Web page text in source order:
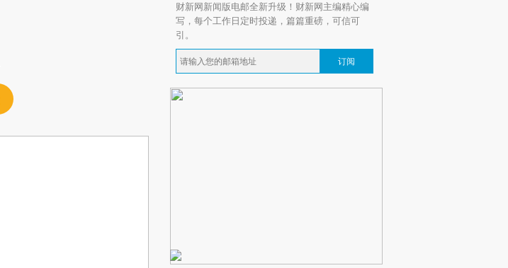
财新网新闻版电邮全新升级！财新网主编精心编
写，每个工作日定时投递，篇篇重磅，可信可
引。
订阅